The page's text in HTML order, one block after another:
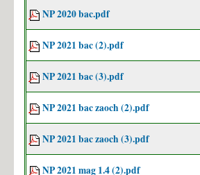
NP 2020 bac.pdf
NP 2021 bac (2).pdf
NP 2021 bac (3).pdf
NP 2021 bac zaoch (2).pdf
NP 2021 bac zaoch (3).pdf
NP 2021 mag 1.4 (2).pdf